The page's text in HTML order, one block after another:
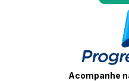
Acompanhe